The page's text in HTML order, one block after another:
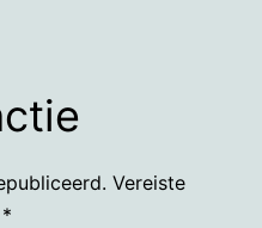
Vereiste
*